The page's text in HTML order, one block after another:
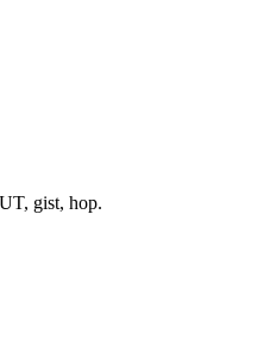
gist, hop.